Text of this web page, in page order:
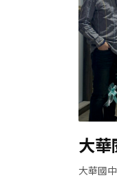
大華
組長
大華國